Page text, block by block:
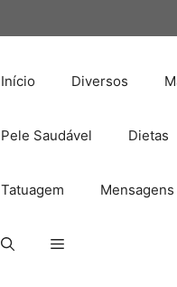
Início Diversos
Pele Saudável Dietas
Tatuagem Mensagens